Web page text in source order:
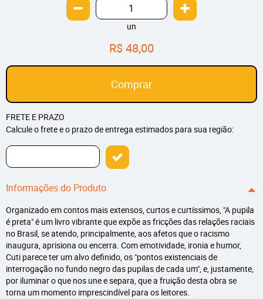
un
R$ 48,00
Comprar
FRETE E PRAZO
Calcule o frete e o prazo de entrega estimados para sua região:
Informações do Produto
Organizado em contos mais extensos, curtos e curtíssimos, "A pupila
é preta" é um livro vibrante que expõe as fricções das relações raciais
no Brasil, se atendo, principalmente, aos afetos que o racismo
inaugura, aprisiona ou encerra. Com emotividade, ironia e humor,
Cuti parece ter um alvo definido, os "pontos existenciais de
interrogação no fundo negro das pupilas de cada um", e, justamente,
por iluminar o que nos une e separa, que a fruição desta obra se
torna um momento imprescindível para os leitores.